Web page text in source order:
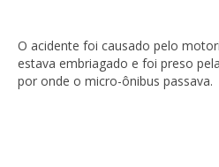
O acidente foi causado pelo
estava embriagado e foi preso
por onde o micro-ônibus passava.